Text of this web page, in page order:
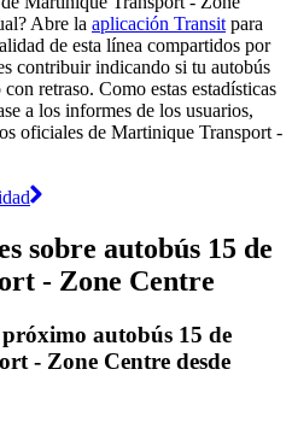
Abre la aplicación Transit para
de esta línea compartidos por
contribuir indicando si tu autobús
retraso. Como estas estadísticas
a los informes de los usuarios,
oficiales de Martinique Transport -
sobre autobús 15 de
- Zone Centre
autobús 15 de
- Zone Centre desde